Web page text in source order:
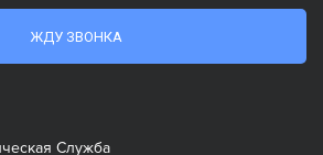
ЖДУ ЗВОНКА
Служба